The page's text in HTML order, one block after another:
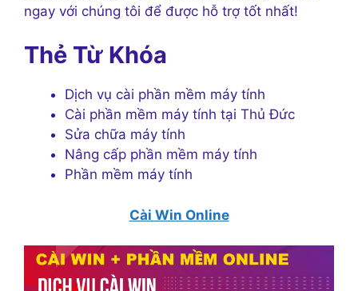
ngay với chúng tôi để được hỗ trợ tốt nhất!
Thẻ Từ Khóa
Dịch vụ cài phần mềm máy tính
Cài phần mềm máy tính tại Thủ Đức
Sửa chữa máy tính
Nâng cấp phần mềm máy tính
Phần mềm máy tính
Cài Win Online